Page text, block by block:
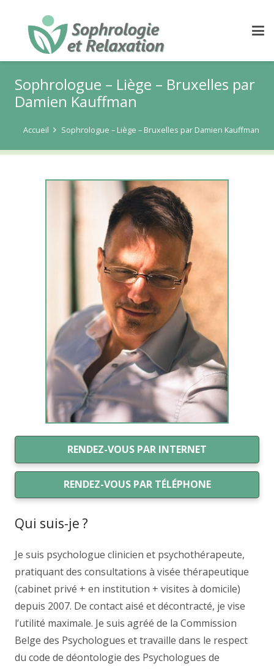
Sophrologue – Liège – Bruxelles par
Damien Kauffman
Accueil Sophrologue – Liège – Bruxelles par Damien Kauffman
Qui suis-je ?
Je suis psychologue clinicien et psychothérapeute,
pratiquant des consultations à visée thérapeutique
(cabinet privé + en institution + visites à domicile)
depuis 2007. De contact aisé et décontracté, je vise
l’utilité maximale. Je suis agréé de la Commission
Belge des Psychologues et travaille dans le respect
du code de déontologie des Psychologues de
RENDEZ-VOUS PAR INTERNET
RENDEZ-VOUS PAR TÉLÉPHONE